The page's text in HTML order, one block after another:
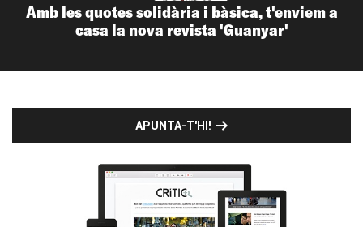
Amb les quotes solidària i bàsica, t'enviem a
casa la nova revista 'Guanyar'
APUNTA-T'HI!